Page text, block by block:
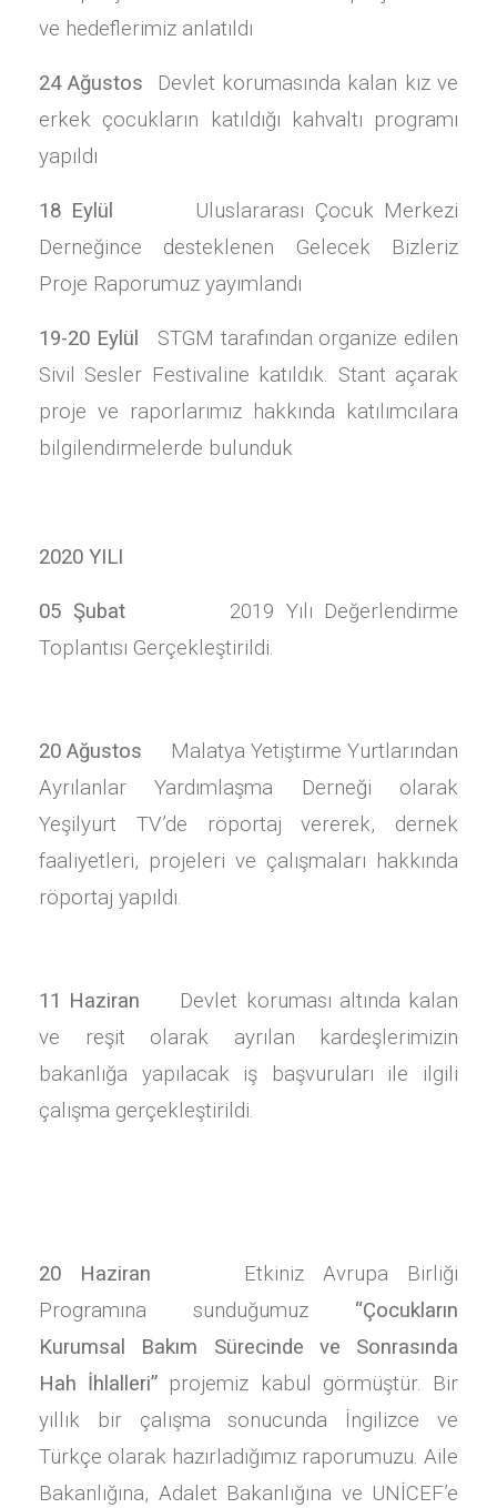
ve hedeflerimiz anlatıldı
24 Ağustos
Devlet korumasında kalan kız ve
erkek çocukların katıldığı kahvaltı programı
yapıldı
18 Eylül
Uluslararası Çocuk Merkezi
Derneğince desteklenen Gelecek Bizleriz
Proje Raporumuz yayımlandı
19-20 Eylül
STGM tarafından organize edilen
Sivil Sesler Festivaline katıldık. Stant açarak
proje ve raporlarımız hakkında katılımcılara
bilgilendirmelerde bulunduk
2020 YILI
05 Şubat2019 Yılı Değerlendirme
Toplantısı Gerçekleştirildi.
20 Ağustos Malatya Yetiştirme Yurtlarından
Ayrılanlar Yardımlaşma Derneği olarak
Yeşilyurt TV’de röportaj vererek, dernek
faaliyetleri, projeleri ve çalışmaları hakkında
röportaj yapıldı.
11 Haziran Devlet koruması altında kalan
ve reşit olarak ayrılan kardeşlerimizin
bakanlığa yapılacak iş başvuruları ile ilgili
çalışma gerçekleştirildi.
20 Haziran Etkiniz Avrupa Birliği
Programına sunduğumuz “Çocukların
Kurumsal Bakım Sürecinde ve Sonrasında
Hah İhlalleri” projemiz kabul görmüştür. Bir
yıllık bir çalışma sonucunda İngilizce ve
Türkçe olarak hazırladığımız raporumuzu. Aile
Bakanlığına, Adalet Bakanlığına ve UNİCEF’e